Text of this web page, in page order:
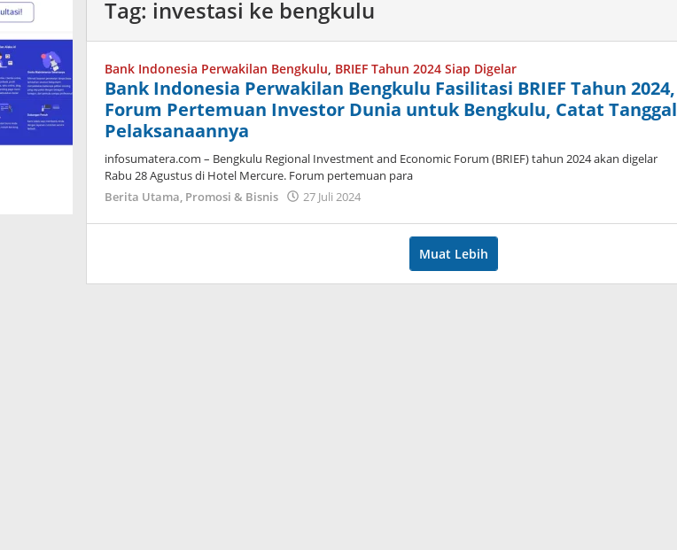
Tag: investasi ke bengkulu
Bank Indonesia Perwakilan Bengkulu BRIEF Tahun 2024 Siap Digelar
Bank Indonesia Perwakilan Bengkulu Fasilitasi BRIEF Tahun 2024,
Forum Pertemuan Investor Dunia untuk Bengkulu, Catat Tanggal
Pelaksanaannya
infosumatera.com – Bengkulu Regional Investment and Economic Forum (BRIEF) tahun 2024 akan digelar
Rabu 28 Agustus di Hotel Mercure. Forum pertemuan para
Berita Utama Promosi & Bisnis 27 Juli 2024
Muat Lebih